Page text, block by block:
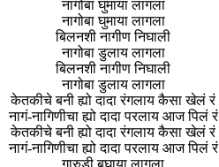
नागोबा घुमाया लागला
नागोबा घुमाया लागला
बिलनशी नागीण निघाली
नागोबा डुलाय लागला
बिलनशी नागीण निघाली
नागोबा डुलाय लागला
केतकीचे बनी ह्यो दादा रंगलाय कैसा खेलं रं
नागं-नागिणीचा ह्यो दादा परलाय आज पिलं रं
केतकीचे बनी ह्यो दादा रंगलाय कैसा खेलं रं
नागं-नागिणीचा ह्यो दादा परलाय आज पिलं रं